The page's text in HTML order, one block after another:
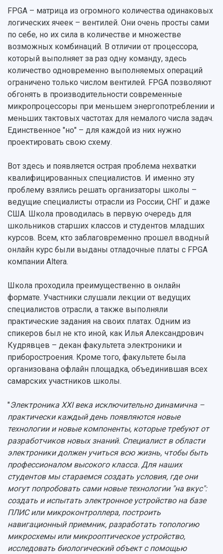
Ректорат
Кадровый резерв
Персоналии
Структура университета
Институты и факультеты
Кафедры
Научные подразделения
Отделы и службы
Институт искусственного интеллекта
Инжиниринговый центр
Аграрный карбоновый полигон
Архив
Фирменный стиль
Устойчивое развитие
3D-тур по университету
Музеи
Учебный аэродром
Центр истории авиационных двигателей
Ботанический сад
Умный дом бабочек
Международный межвузовский кампус
Сведения об образовательной организации
Газета "Полет"
Газета "Самарский университет"
Мы в соцсетях
Мультимедиа
Подкасты
Просветительский проект "Одержимы
Институты и факультеты
Образовательные программы
Профессорско-преподавательский состав
Расписание занятий
Стипендии
Тестирование иностранных граждан на
знание русского языка, истории России и
основ законодательства РФ
Платные образовательные услуги
Скидки на обучение
Подготовительные курсы
Библиотека
Видеолекции
Противодействие COVID-19
Научные проекты и темы
Аспирантура и докторантура
Справочные материалы
Научная инфраструктура
Научно-исследовательские подразделения
Структурная схема управления научно-
исследовательской деятельностью
Материальная база
Подразделения научного обслуживания
Организационные документы
Результаты научно-исследовательской
деятельности
Научно-технические разработки
Конкурсы научных проектов и грантов
Областной конкурс "Молодой учёный"
Отчеты о научно-исследовательской
деятельности
Журналы Самарского университета
Научные конференции
Публикации и издания
Отчеты о проведенных конференциях
FPGA – матрица из огромного количества одинаковых
логических ячеек – вентилей. Они очень просты сами
по себе, но их сила в количестве и множестве
возможных комбинаций. В отличии от процессора,
который выполняет за раз одну команду, здесь
количество одновременно выполняемых операций
ограничено только числом вентилей. FPGA позволяют
обгонять в производительности современные
микропроцессоры при меньшем энергопотреблении и
меньших тактовых частотах для немалого числа задач.
Единственное "но" – для каждой из них нужно
проектировать свою схему.
Вот здесь и появляется острая проблема нехватки
квалифицированных специалистов. И именно эту
проблему взялись решать организаторы школы –
ведущие специалисты отрасли из России, СНГ и даже
США. Школа проводилась в первую очередь для
школьников старших классов и студентов младших
курсов. Всем, кто заблаговременно прошел вводный
онлайн курс были выданы отладочные платы с FPGA
компании Altera.
Школа проходила преимущественно в онлайн
формате. Участники слушали лекции от ведущих
специалистов отрасли, а также выполняли
практические задания на своих платах. Одним из
спикеров был не кто иной, как Илья Александрович
Кудрявцев – декан факультета электроники и
приборостроения. Кроме того, факультете была
организована офлайн площадка, объединившая всех
самарских участников школы.
"Электроника XXI века исключительно динамична –
практически каждый день появляются новые
технологии и новые компоненты, которые требуют от
разработчиков новых знаний. Специалист в области
электроники должен учиться всю жизнь, чтобы быть
профессионалом высокого класса. Для наших
студентов мы стараемся создать условия, где они
могут попробовать сами новые технологии "на вкус":
создать и испытать электронное устройство на базе
ПЛИС или микроконтроллера, построить
навигационный приемник, разработать топологию
микросхемы или микрооптическое устройство,
исследовать биологический объект с помощью